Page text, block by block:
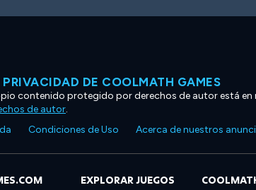
DE COOLMATH GAMES
contenido protegido por derechos de autor está en
de autor.
Condiciones de Uso Acerca de nuestros
EXPLORAR JUEGOS